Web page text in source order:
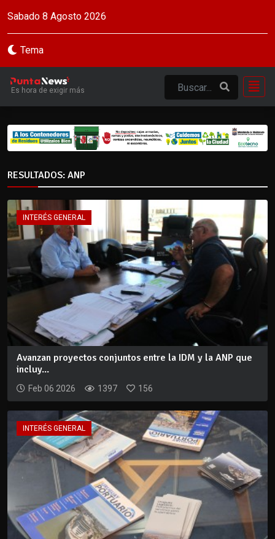
Sabado 8 Agosto 2026
Tema
Es hora de exigir más
RESULTADOS: ANP
INTERÉS GENERAL
Avanzan proyectos conjuntos entre la IDM y la ANP que
incluy...
Feb 06 2026 1397 156
INTERÉS GENERAL